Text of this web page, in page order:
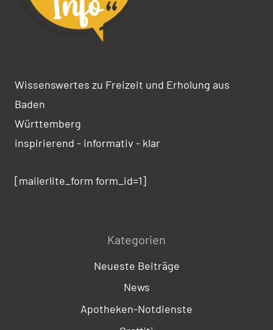
Wissenswertes zu Freizeit und Erholung aus
Baden
Württemberg
inspirierend - informativ - klar
[mailerlite_form form_id=1]
Kategorien
Neueste Beiträge
News
Apotheken-Notdienste